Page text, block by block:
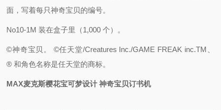
面，写着每只神奇宝贝的编号。
No10-1M 装在盒子里（1,000 个）。
©神奇宝贝。 ©任天堂/Creatures Inc./GAME FREAK inc.TM
® 和角色名称是任天堂的商标。
MAX麦克斯樱花宝可梦设计 神奇宝贝订书机